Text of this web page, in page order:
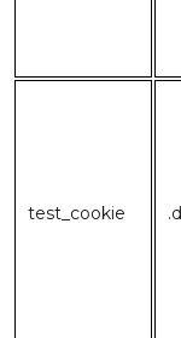
test_cookie